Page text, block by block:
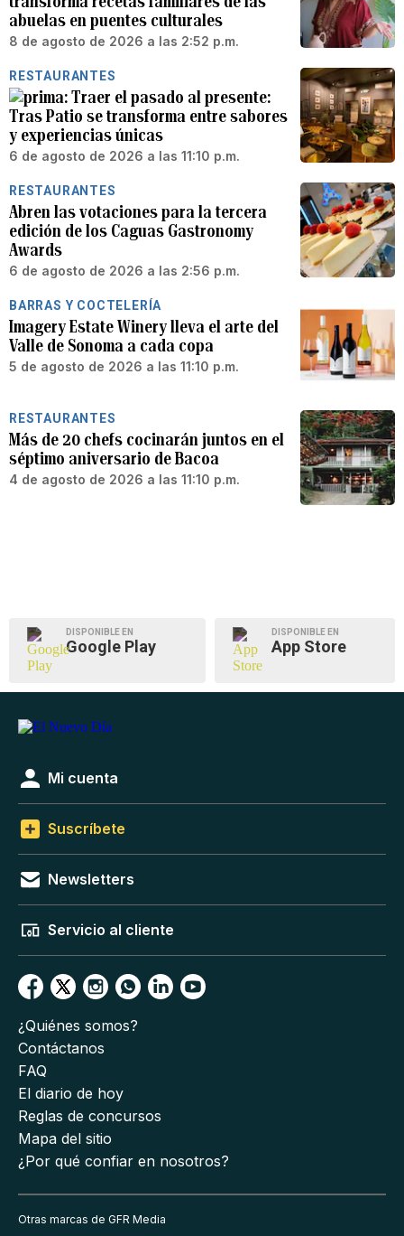
abuelas en puentes culturales
8 de agosto de 2026 a las 2:52 p.m.
RESTAURANTES
Traer el pasado al presente:
Tras Patio se transforma entre sabores
y experiencias únicas
6 de agosto de 2026 a las 11:10 p.m.
RESTAURANTES
Abren las votaciones para la tercera
edición de los Caguas Gastronomy
Awards
6 de agosto de 2026 a las 2:56 p.m.
BARRAS Y COCTELERÍA
Imagery Estate Winery lleva el arte del
Valle de Sonoma a cada copa
5 de agosto de 2026 a las 11:10 p.m.
RESTAURANTES
Más de 20 chefs cocinarán juntos en el
séptimo aniversario de Bacoa
4 de agosto de 2026 a las 11:10 p.m.
DISPONIBLE EN
Google Play
DISPONIBLE EN
App Store
Mi cuenta
Suscríbete
Newsletters
Servicio al cliente
¿Quiénes somos?
Contáctanos
FAQ
El diario de hoy
Reglas de concursos
Mapa del sitio
¿Por qué confiar en nosotros?
Otras marcas de GFR Media